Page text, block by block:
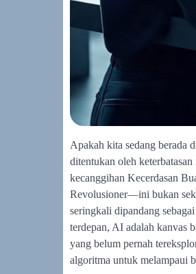
Apakah kita sedang berada
ditentukan oleh
kecanggihan Kecerdasan
Revolusioner—ini bukan
seringkali dipandang
terdepan, AI adalah kanvas
yang belum pernah
algoritma untuk melampaui